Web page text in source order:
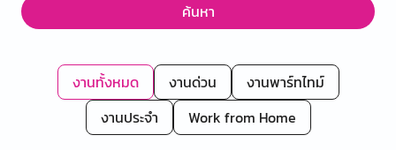
ค้นหา
งานทั้งหมด งานด่วน
งานพาร์ทไทม์
งานประจำ
Work from Home